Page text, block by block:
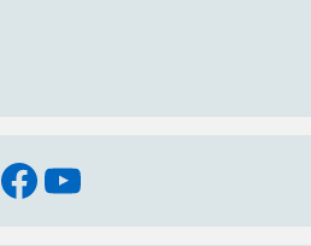
Facebook
YouTube